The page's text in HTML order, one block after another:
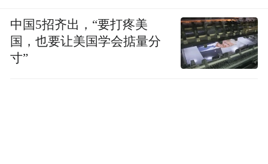
中国5招齐出，“要打疼美
国，也要让美国学会掂量分
寸”